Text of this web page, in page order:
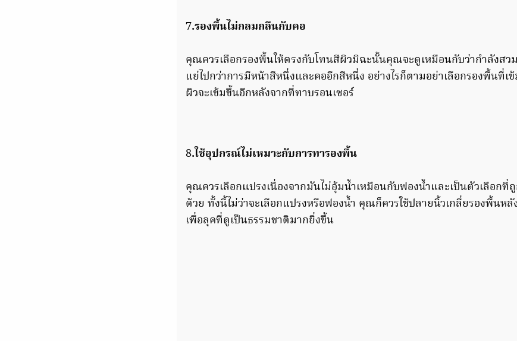
7.รองพื้นไม่กลมกลืนกับคอ
คุณควรเลือกรองพื้นให้ตรงกับโทนสีผิวมิฉะนั้นคุณจะดูเหมือนกับว่ากำลังสว
แย่ไปกว่าการมีหน้าสีหนึ่งและคออีกสีหนึ่ง อย่างไรก็ตามอย่าเลือกรองพื้นที่เ
ผิวจะเข้มขึ้นอีกหลังจากที่ทาบรอนเซอร์
8.ใช้อุปกรณ์ไม่เหมาะกับการทารองพื้น
คุณควรเลือกแปรงเนื่องจากมันไม่อุ้มน้ำเหมือนกับฟองน้ำและเป็นตัวเลือก
ด้วย ทั้งนี้ไม่ว่าจะเลือกแปรงหรือฟองน้ำ คุณก็ควรใช้ปลายนิ้วเกลี่ยรองพื้นหลั
เพื่อลุคที่ดูเป็นธรรมชาติมากยิ่งขึ้น